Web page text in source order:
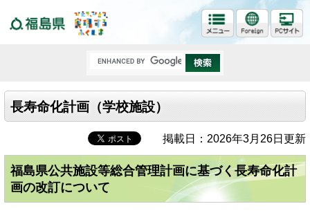
長寿命化計画（学校施設）
掲載日：2026年3月26日更新
福島県公共施設等総合管理計画に基づく長寿命化計
画の改訂について